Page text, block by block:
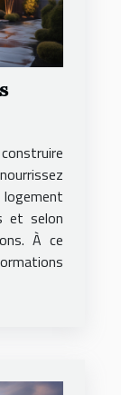
logement
et selon
À ce